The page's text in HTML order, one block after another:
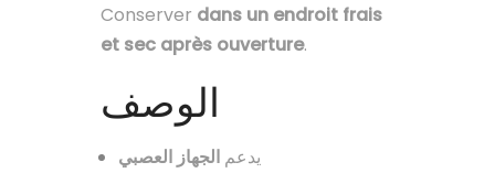
Conserver dans un endroit frais
et sec après ouverture.
الوصف
يدعم الجهاز العصبي